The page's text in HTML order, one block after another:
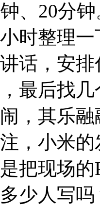
、20分
时整理
话，安
最后找
，其乐
，小米
把现场
少人写